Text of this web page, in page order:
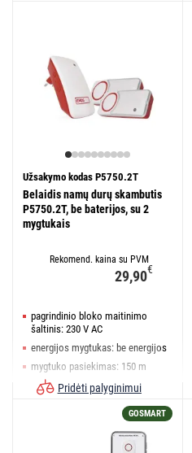
Užsakymo kodas P5750.2T
Belaidis namų durų skambutis
P5750.2T, be baterijos, su 2
mygtukais
Rekomend. kaina su PVM
29,90€
pagrindinio bloko maitinimo
šaltinis: 230 V AC
energijos mygtukas: be energijos
mygtuko pasiekimas: 150 m
Pridėti palyginimui
GOSMART